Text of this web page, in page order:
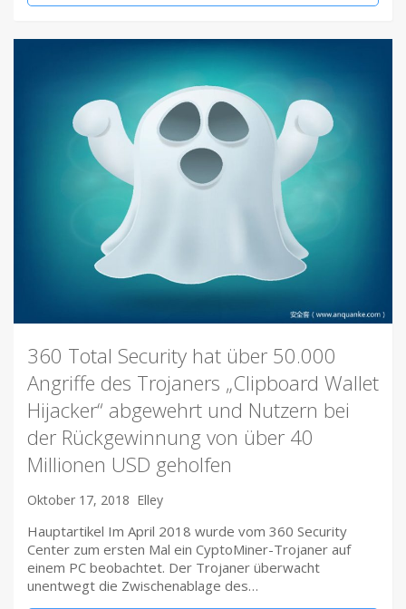
360 Total Security hat über 50.000
Angriffe des Trojaners „Clipboard Wallet
Hijacker“ abgewehrt und Nutzern bei
der Rückgewinnung von über 40
Millionen USD geholfen
Oktober 17, 2018 Elley
Hauptartikel Im April 2018 wurde vom 360 ​Security
Center zum ersten Mal ein CyptoMiner-Trojaner auf
einem PC beobachtet. Der Trojaner überwacht
unentwegt die Zwischenablage des…